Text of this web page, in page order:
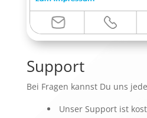
Support
Bei Fragen kannst Du uns
Unser Support ist